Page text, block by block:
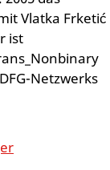
Vlatka Frketić
ist
Netzwerks